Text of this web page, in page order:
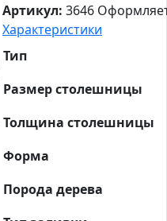
Артикул: 3646
Характеристики
Тип
Размер столешницы
Толщина столешницы
Форма
Порода дерева